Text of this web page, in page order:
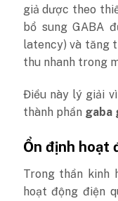
giả dược theo
bổ sung GABA
latency) và tăng
thu nhanh trong
Điều này lý giải
thành phần gaba
Ổn định hoạt
Trong thần kinh
hoạt động điện